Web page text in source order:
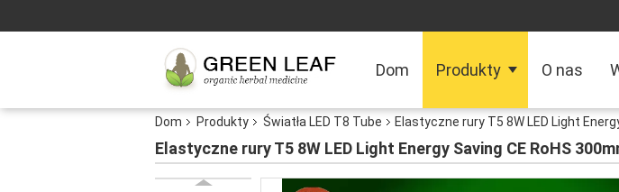
Dom Produkty O nas
Dom Produkty Światła LED T8 Tube Elastyczne rury T5 8W LED Light
Elastyczne rury T5 8W LED Light Energy Saving CE RoHS